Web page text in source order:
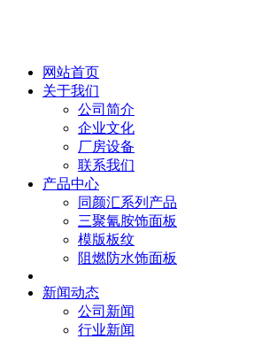
网站首页
关于我们
公司简介
企业文化
厂房设备
联系我们
产品中心
同颜汇系列产品
三聚氰胺饰面板
模版板纹
阻燃防水饰面板
新闻动态
公司新闻
行业新闻